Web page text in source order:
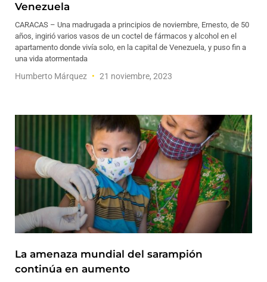
Venezuela
CARACAS – Una madrugada a principios de noviembre, Ernesto, de 50
años, ingirió varios vasos de un coctel de fármacos y alcohol en el
apartamento donde vivía solo, en la capital de Venezuela, y puso fin a
una vida atormentada
Humberto Márquez 21 noviembre, 2023
La amenaza mundial del sarampión
continúa en aumento